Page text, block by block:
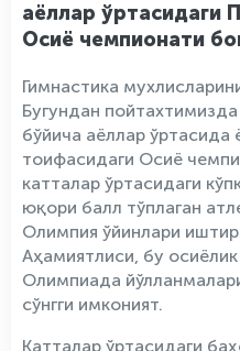
аёллар ўртасидаги
Осиё чемпионати
Гимнастика
Бугундан
бўйича аёллар ўртасида
тоифасидаги Осиё
катталар ўртасидаги
юқори балл тўплаган
Олимпия ўйинлари
Аҳамиятлиси, бу
Олимпиада
сўнгги имконият.
Катталар ўртасидаги